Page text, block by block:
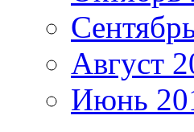
Август
Июнь